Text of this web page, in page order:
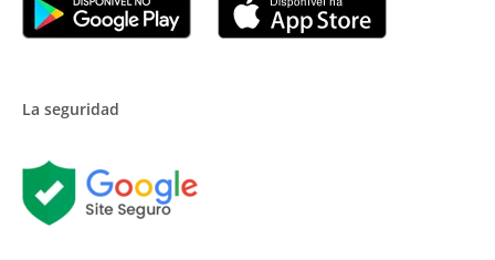
La seguridad